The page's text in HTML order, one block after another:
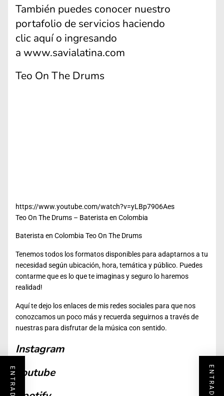
También puedes conocer nuestro
portafolio de servicios haciendo
clic aquío ingresando
a www.savialatina.com
Teo On The Drums
https://www.youtube.com/watch?v=yLBp7906Aes
Teo On The Drums – Baterista en Colombia
Baterista en Colombia Teo On The Drums
Tenemos todos los formatos disponibles para adaptarnos a tu
necesidad según ubicación, hora, temática y público. Puedes
contarme que es lo que te imaginas y seguro lo haremos
realidad!
Aquí te dejo los enlaces de mis redes sociales para que nos
conozcamos un poco más y recuerda seguirnos a través de
nuestras para disfrutar de la música con sentido.
Instagram
Youtube